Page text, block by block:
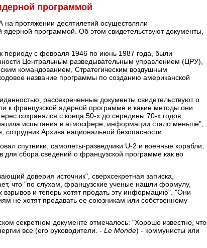
программой
протяжении десятилетий осуществляли
программой. Об этом свидетельствуют документы,
периоду с февраля 1946 по июнь 1987 года, были
Центральным разведывательным управлением (ЦРУ),
командованием, Стратегическим воздушным
название программы по созданию американской
рассекреченные документы свидетельствуют о
к французской ядерной программе и какие методы они
сохранялся с конца 50-х до середины 70-х годов.
испытания в атмосфере, информации стало меньше",
Архива национальной безопасности.
спутники, самолеты-разведчики U-2 и военные корабли,
сбора сведений о французской программе как во
доверия источник", сверхсекретная записка,
что "по слухам, французские ученые нашли формулу,
взрывов и теперь хотят продать эту информацию". "Они
не хотят продавать ее союзникам или собственному
секретном документе отмечалось: "Хорошо известно, что
все (его руководители. - Le Monde) - коммунисты или